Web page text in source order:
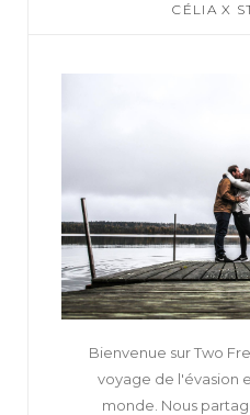
CÉLIA X
Bienvenue sur Two
voyage de l'évasion
monde. Nous